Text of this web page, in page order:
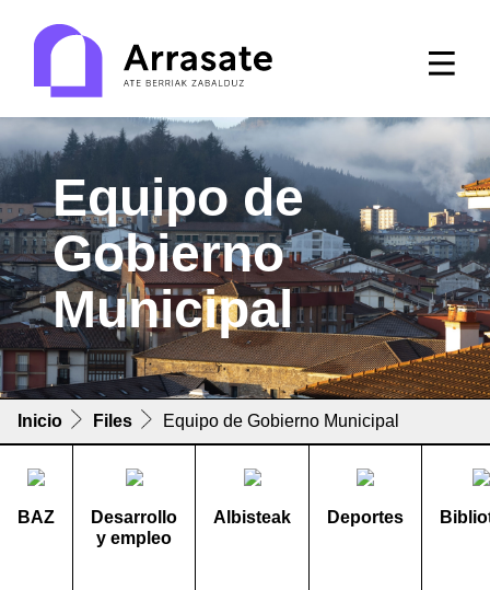
Equipo de
Gobierno
Municipal
Inicio Files Equipo de Gobierno Municipal
BAZ
Desarrollo
y empleo
Albisteak Deportes